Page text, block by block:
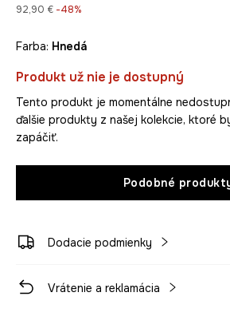
92,90 € -48%
Farba: hnedá
Produkt už nie je dostupný
Tento produkt je momentálne
ďalšie produkty z našej kolekcie, ktoré
zapáčiť.
Podobné
Dodacie podmienky
Vrátenie a reklamácia